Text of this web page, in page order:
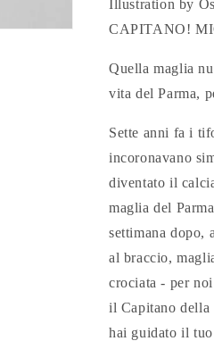
Illustration by
CAPITANO!
Quella maglia
vita del Parma,
Sette anni fa i
incoronavano
diventato il
maglia del
settimana dopo,
al braccio,
crociata - per
il Capitano della
hai guidato il